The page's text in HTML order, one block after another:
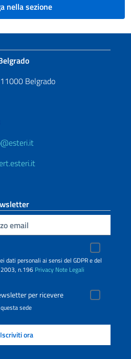
nella sezione
Belgrado
dati personali ai sensi del GDPR e del
n.196 Privacy Note Legali
per ricevere
sede